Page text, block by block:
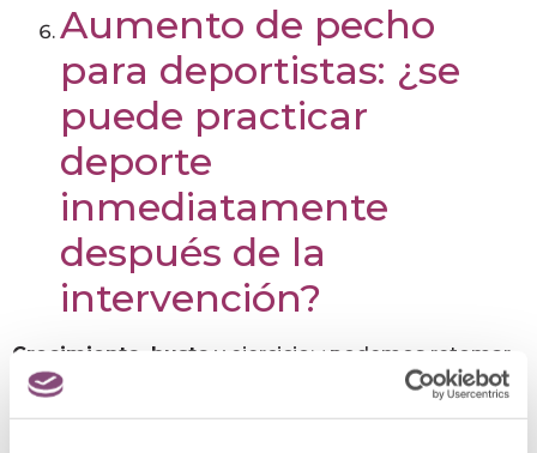
Aumento de pecho
para deportistas: ¿se
puede practicar
deporte
inmediatamente
después de la
intervención?
Crecimiento, busto y ejercicio: ¿podemos retomar
la actividad en cuanto acabe la intervención? No. No